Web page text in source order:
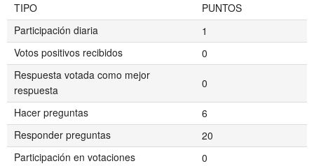
TIPO
PUNTOS
Participación diaria
1
Votos positivos recibidos
0
Respuesta votada como mejor
respuesta
0
Hacer preguntas
6
Responder preguntas
20
Participación en votaciones
0